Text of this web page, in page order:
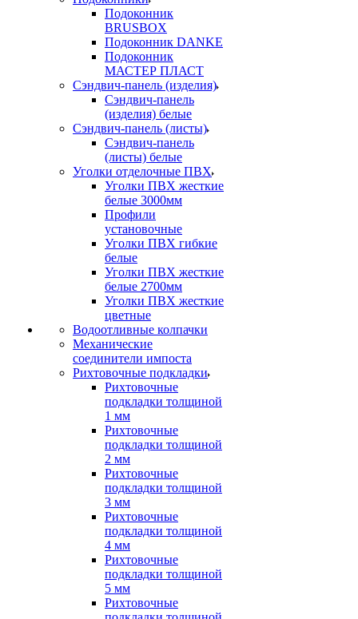
Подоконник
BRUSBOX
Подоконник DANKE
Подоконник
МАСТЕР ПЛАСТ
Сэндвич-панель (изделия)
Сэндвич-панель
(изделия) белые
Сэндвич-панель (листы)
Сэндвич-панель
(листы) белые
Уголки отделочные ПВХ
Уголки ПВХ жесткие
белые 3000мм
Профили
установочные
Уголки ПВХ гибкие
белые
Уголки ПВХ жесткие
белые 2700мм
Уголки ПВХ жесткие
цветные
Водоотливные колпачки
Механические
соединители импоста
Рихтовочные подкладки
Рихтовочные
подкладки толщиной
1 мм
Рихтовочные
подкладки толщиной
2 мм
Рихтовочные
подкладки толщиной
3 мм
Рихтовочные
подкладки толщиной
4 мм
Рихтовочные
подкладки толщиной
5 мм
Рихтовочные